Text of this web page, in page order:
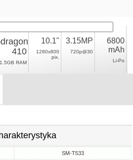
4 10.1 (2015)
410
1.5GB RAM
10.1"
1280x800
pix.
3.15MP
720p@30
6800
mAh
Li-Po
SM-T533